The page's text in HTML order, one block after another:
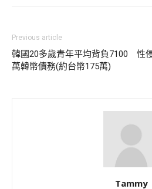
Previous article
韓國20多歲青年平均背負7100
萬韓幣債務(約台幣175萬)
性
Tammy